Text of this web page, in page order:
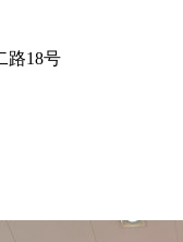
路18号